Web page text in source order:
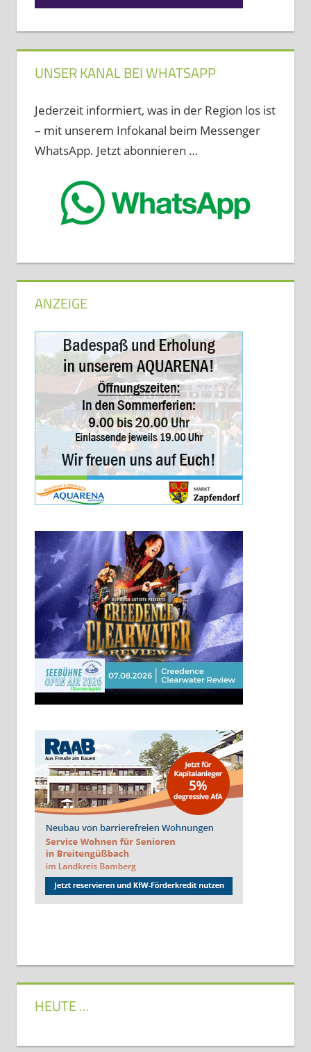
UNSER KANAL BEI WHATSAPP
Jederzeit informiert, was in der Region los ist
– mit unserem Infokanal beim Messenger
WhatsApp. Jetzt abonnieren …
ANZEIGE
HEUTE …